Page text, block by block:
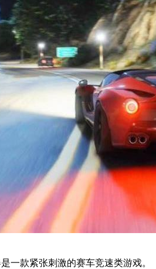
款紧张刺激的赛车竞速类游戏。